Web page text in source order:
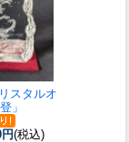
スタルオ
」
円(税込)